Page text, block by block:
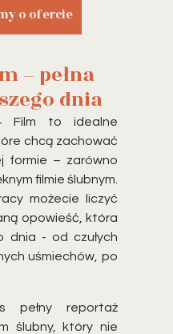
– pełna
dnia
Film to idealne
chcą zachować
formie – zarówno
filmie ślubnym.
możecie liczyć
opowieść, która
dnia - od czułych
uśmiechów, po
pełny reportaż
ślubny, który nie
o ofercie